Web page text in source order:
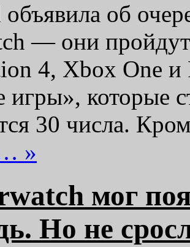
об
— они пройдут
4, Xbox One и
игры», которые
30 числа.
»
мог
Но не